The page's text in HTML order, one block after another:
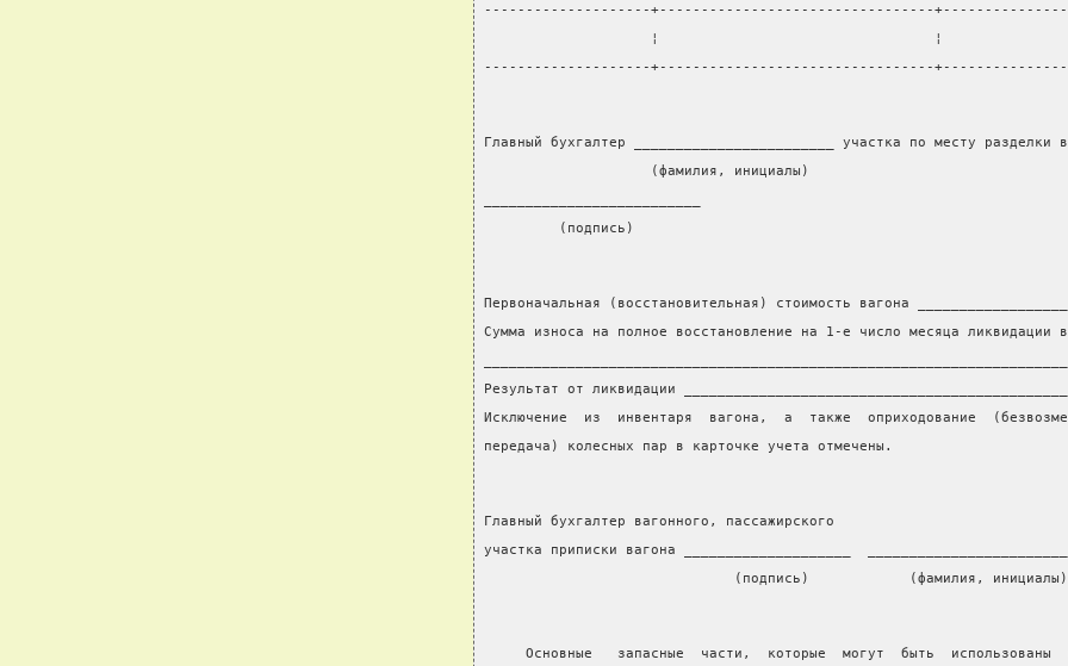
--------------------+---------------------------------
                    ¦                                 ¦
--------------------+---------------------------------
Главный бухгалтер ________________________ участка по месту разделки
                    (фамилия, инициалы)
         (подпись)
Первоначальная (восстановительная) стоимость вагона
Сумма износа на полное восстановление на 1-е число месяца ликвидации
Результат от ликвидации
Исключение  из  инвентаря  вагона,  а  также  оприходование
передача) колесных пар в карточке учета отмечены.
Главный бухгалтер вагонного, пассажирского
участка приписки вагона ____________________
                              (подпись)            (фамилия, инициалы)
Основные   запасные  части,  которые  могут  быть  использованы